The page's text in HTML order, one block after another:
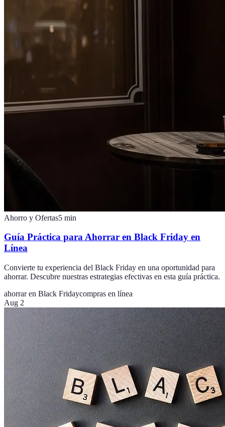
Ahorro y Ofertas5 min
Guía Práctica para Ahorrar en Black Friday en
Línea
Convierte tu experiencia del Black Friday en una oportunidad para
ahorrar. Descubre nuestras estrategias efectivas en esta guía práctica.
ahorrar en Black Fridaycompras en línea
Aug 2